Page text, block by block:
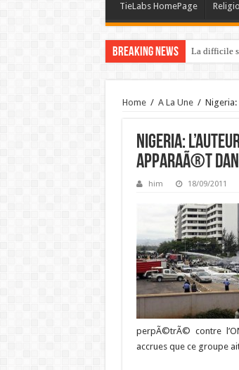
TieLabs HomePage
Breaking News La difficile
Home / A La Une / Nigeria:
Nigeria:
apparaÃ®t
him 18/09/2011
perpÃ©trÃ© contre
accrues que ce groupe